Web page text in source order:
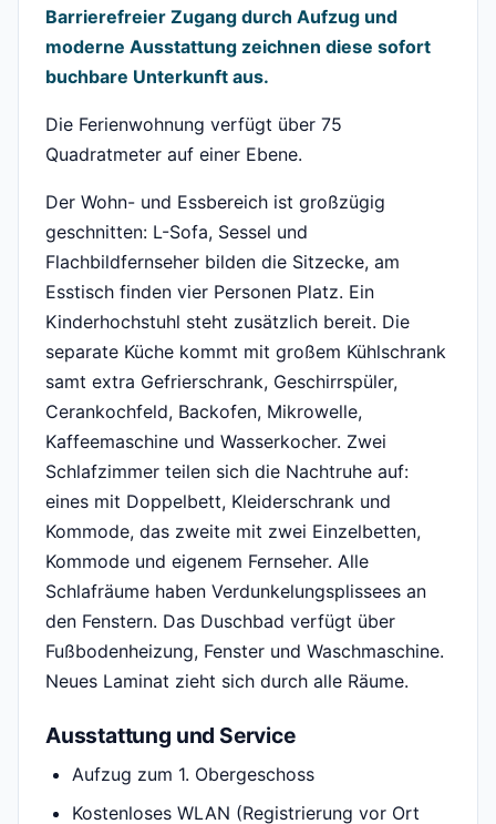
Barrierefreier Zugang durch Aufzug und
moderne Ausstattung zeichnen diese sofort
buchbare Unterkunft aus.
Die Ferienwohnung verfügt über 75
Quadratmeter auf einer Ebene.
Der Wohn- und Essbereich ist großzügig
geschnitten: L-Sofa, Sessel und
Flachbildfernseher bilden die Sitzecke, am
Esstisch finden vier Personen Platz. Ein
Kinderhochstuhl steht zusätzlich bereit. Die
separate Küche kommt mit großem Kühlschrank
samt extra Gefrierschrank, Geschirrspüler,
Cerankochfeld, Backofen, Mikrowelle,
Kaffeemaschine und Wasserkocher. Zwei
Schlafzimmer teilen sich die Nachtruhe auf:
eines mit Doppelbett, Kleiderschrank und
Kommode, das zweite mit zwei Einzelbetten,
Kommode und eigenem Fernseher. Alle
Schlafräume haben Verdunkelungsplissees an
den Fenstern. Das Duschbad verfügt über
Fußbodenheizung, Fenster und Waschmaschine.
Neues Laminat zieht sich durch alle Räume.
Ausstattung und Service
Aufzug zum 1. Obergeschoss
Kostenloses WLAN (Registrierung vor Ort